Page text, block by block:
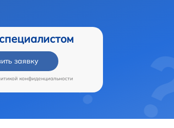
заявку
конфиденциальности